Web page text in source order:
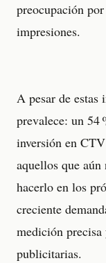
preocupación
impresiones.
A pesar de
prevalece: un 54
inversión en
aquellos que
hacerlo en los
creciente
medición precisa
publicitarias.